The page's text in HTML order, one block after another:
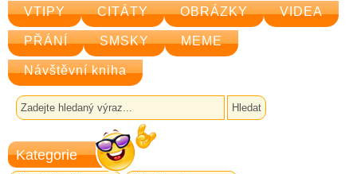
VTIPY CITÁTY OBRÁZKY VIDEA
PŘÁNÍ SMSKY MEME
Návštěvní kniha
Kategorie